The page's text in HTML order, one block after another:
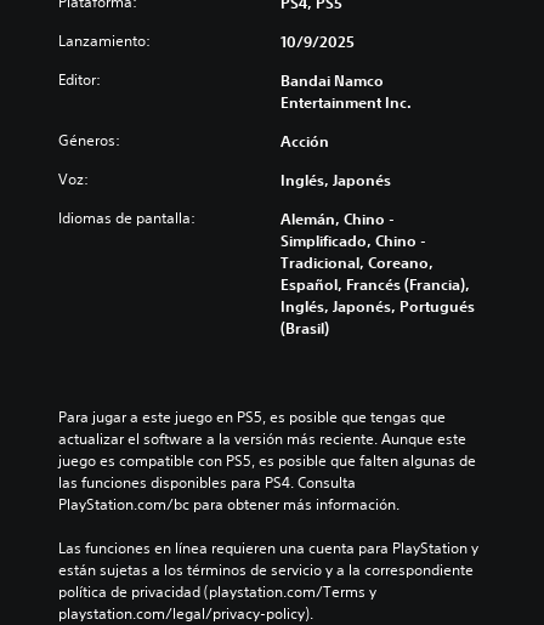
Lanzamiento: 10/9/2025
Editor:
Bandai Namco
Entertainment Inc.
Géneros: Acción
Voz: Inglés, Japonés
Idiomas de pantalla:
Alemán, Chino -
Simplificado, Chino -
Tradicional, Coreano,
Español, Francés (Francia),
Inglés, Japonés, Portugués
(Brasil)
Para jugar a este juego en PS5, es posible que tengas que
actualizar el software a la versión más reciente. Aunque este
juego es compatible con PS5, es posible que falten algunas de
las funciones disponibles para PS4. Consulta
PlayStation.com/bc para obtener más información.
Las funciones en línea requieren una cuenta para PlayStation y
están sujetas a los términos de servicio y a la correspondiente
política de privacidad (playstation.com/Terms y
playstation.com/legal/privacy-policy).